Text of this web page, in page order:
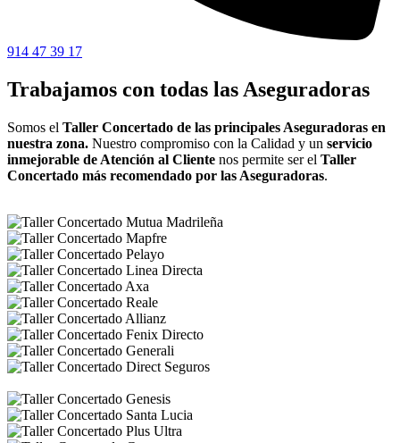
914 47 39 17
Trabajamos con todas las Aseguradoras
Somos el Taller Concertado de las principales Aseguradoras en
nuestra zona. Nuestro compromiso con la Calidad y un servicio
inmejorable de Atención al Cliente nos permite ser el Taller
Concertado más recomendado por las Aseguradoras.